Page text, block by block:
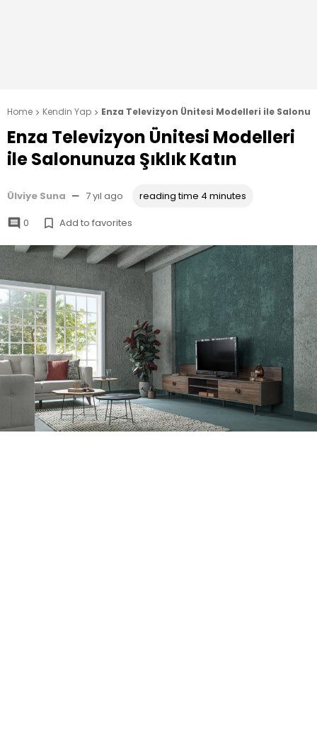
Home  Kendin Yap  Enza Televizyon Ünitesi Modelleri ile
Enza Televizyon Ünitesi Modelleri
ile Salonunuza Şıklık Katın
Ülviye Suna — 7 yıl ago reading time 4 minutes
 0  Add to favorites